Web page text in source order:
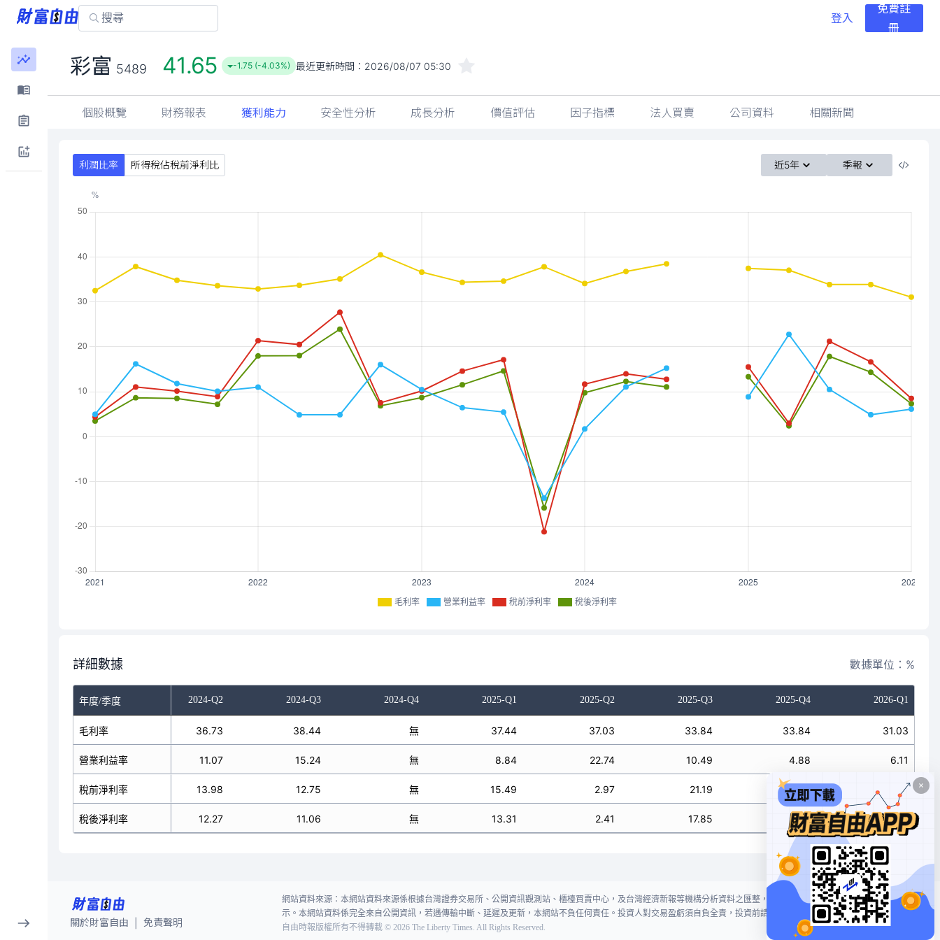
登入
免費註
冊
彩富 5489 41.65 -1.75 (-4.03%) 最近更新時間： 2026/08/07 05:30
個股概覽 財務報表 獲利能力 安全性分析 成長分析 價值評估 因子指標 法人買賣 公司資料 相關新聞
利潤比率 所得稅佔稅前淨利比 近5年 季報
毛利率 營業利益率 稅前淨利率 稅後淨利率
詳細數據 數據單位：%
年度/季度
2024-Q1 2024-Q2 2024-Q3 2024-Q4 2025-Q1 2025-Q2 2025-Q3 2025-Q4 2026-Q1
毛利率
營業利益率
稅前淨利率
稅後淨利率
34.07 36.73 38.44 無 37.44 37.03 33.84 33.84 31.03
1.71 11.07 15.24 無 8.84 22.74 10.49 4.88 6.11
11.67 13.98 12.75 無 15.49 2.97 21.19 16.63 8.49
9.75 12.27 11.06 無 13.31 2.41 17.85 14.34 7.32
關於財富自由 免責聲明
網站資料來源：本網站資料來源係根據台灣證券交易所、公開資訊觀測站、櫃檯買賣中心，及台灣經濟新報等機構分析資料之匯整，本網站對投資人買賣不作任何建議或暗
示。本網站資料係完全來自公開資訊，若遇傳輸中斷、延遲及更新，本網站不負任何責任。投資人對交易盈虧須自負全責，投資前請謹慎評估風險。
自由時報版權所有不得轉載 © 2026 The Liberty Times. All Rights Reserved.